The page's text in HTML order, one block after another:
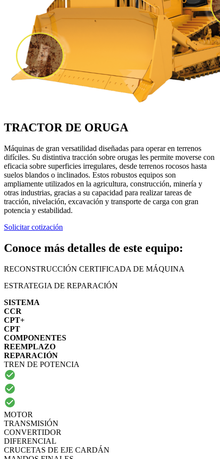
TRACTOR DE ORUGA
Máquinas de gran versatilidad diseñadas para operar en terrenos
difíciles. Su distintiva tracción sobre orugas les permite moverse con
eficacia sobre superficies irregulares, desde terrenos rocosos hasta
suelos blandos o inclinados. Estos robustos equipos son
ampliamente utilizados en la agricultura, construcción, minería y
otras industrias, gracias a su capacidad para realizar tareas de
tracción, nivelación, excavación y transporte de carga con gran
potencia y estabilidad.
Solicitar cotización
Conoce más detalles de este equipo:
RECONSTRUCCIÓN CERTIFICADA DE MÁQUINA
ESTRATEGIA DE REPARACIÓN
SISTEMA
CCR
CPT+
CPT
COMPONENTES
REEMPLAZO
REPARACIÓN
TREN DE POTENCIA
MOTOR
TRANSMISIÓN
CONVERTIDOR
DIFERENCIAL
CRUCETAS DE EJE CARDÁN